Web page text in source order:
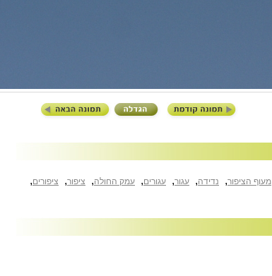
מעוף הציפור, נדידה, עגור, עגורים, עמק החולה, ציפור, ציפורים,